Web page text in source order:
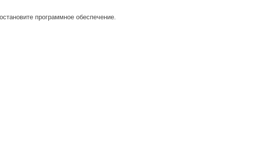
программное обеспечение.